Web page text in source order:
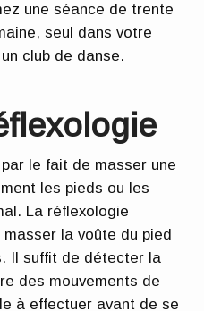
une séance de trente
seul dans votre
club de danse.
le fait de masser une
les pieds ou les
La réflexologie
la voûte du pied
Il suffit de détecter la
des mouvements de
à effectuer avant de se